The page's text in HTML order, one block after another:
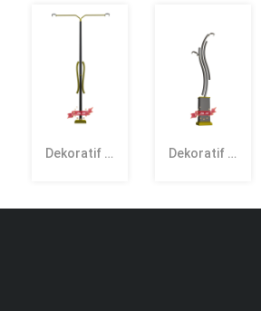
Dekoratif Aydınlatma Direkleri ZA-23 Dekoratif Aydınlatma Direkleri ZA-22